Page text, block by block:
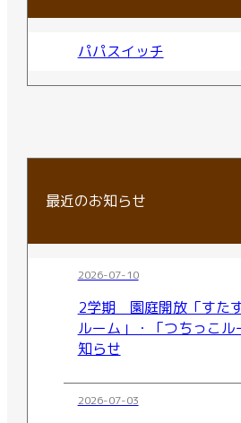
パパスイッチ
最近のお知らせ
2026-07-10
2学期 園庭開放「すた
ルーム」・「つちっこ
知らせ
2026-07-03